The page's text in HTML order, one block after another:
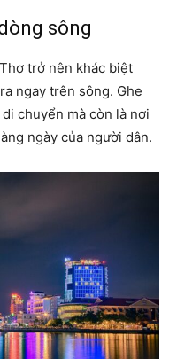
sông
trở nên khác biệt
ngay trên sông. Ghe
chuyển mà còn là nơi
ngày của người dân.